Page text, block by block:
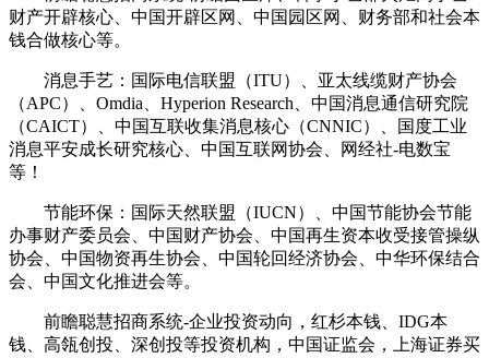
财产开辟核心、中国开辟区网、中国园区网、财务部和社会本
钱合做核心等。
消息手艺：国际电信联盟（ITU）、亚太线缆财产协会
（APC）、Omdia、Hyperion Research、中国消息通信研究院
（CAICT）、中国互联收集消息核心（CNNIC）、国度工业
消息平安成长研究核心、中国互联网协会、网经社-电数宝
等！
节能环保：国际天然联盟（IUCN）、中国节能协会节能
办事财产委员会、中国财产协会、中国再生资本收受接管操纵
协会、中国物资再生协会、中国轮回经济协会、中华环保结合
会、中国文化推进会等。
前瞻聪慧招商系统-企业投资动向，红杉本钱、IDG本
钱、高瓴创投、深创投等投资机构，中国证监会，上海证券买